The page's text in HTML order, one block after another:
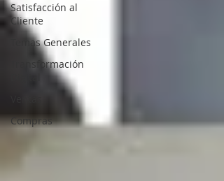
Satisfacción al
Cliente
Temas Generales
Transformación
Compras